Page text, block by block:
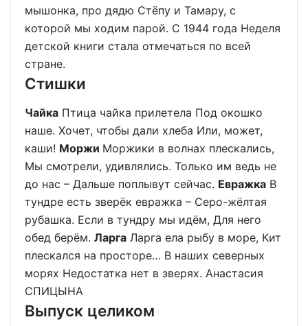
мышонка, про дядю Стёпу и Тамару, с
которой мы ходим парой. С 1944 года Неделя
детской книги стала отмечаться по всей
стране.
Стишки
Чайка Птица чайка прилетела Под окошко
наше. Хочет, чтобы дали хлеба Или, может,
каши! Моржи Моржики в волнах плескались,
Мы смотрели, удивлялись. Только им ведь не
до нас – Дальше поплывут сейчас. Евражка В
тундре есть зверёк евражка – Серо-жёлтая
рубашка. Если в тундру мы идём, Для него
обед берём. Ларга Ларга ела рыбу в море, Кит
плескался на просторе… В наших северных
морях Недостатка нет в зверях. Анастасия
СПИЦЫНА
Выпуск целиком